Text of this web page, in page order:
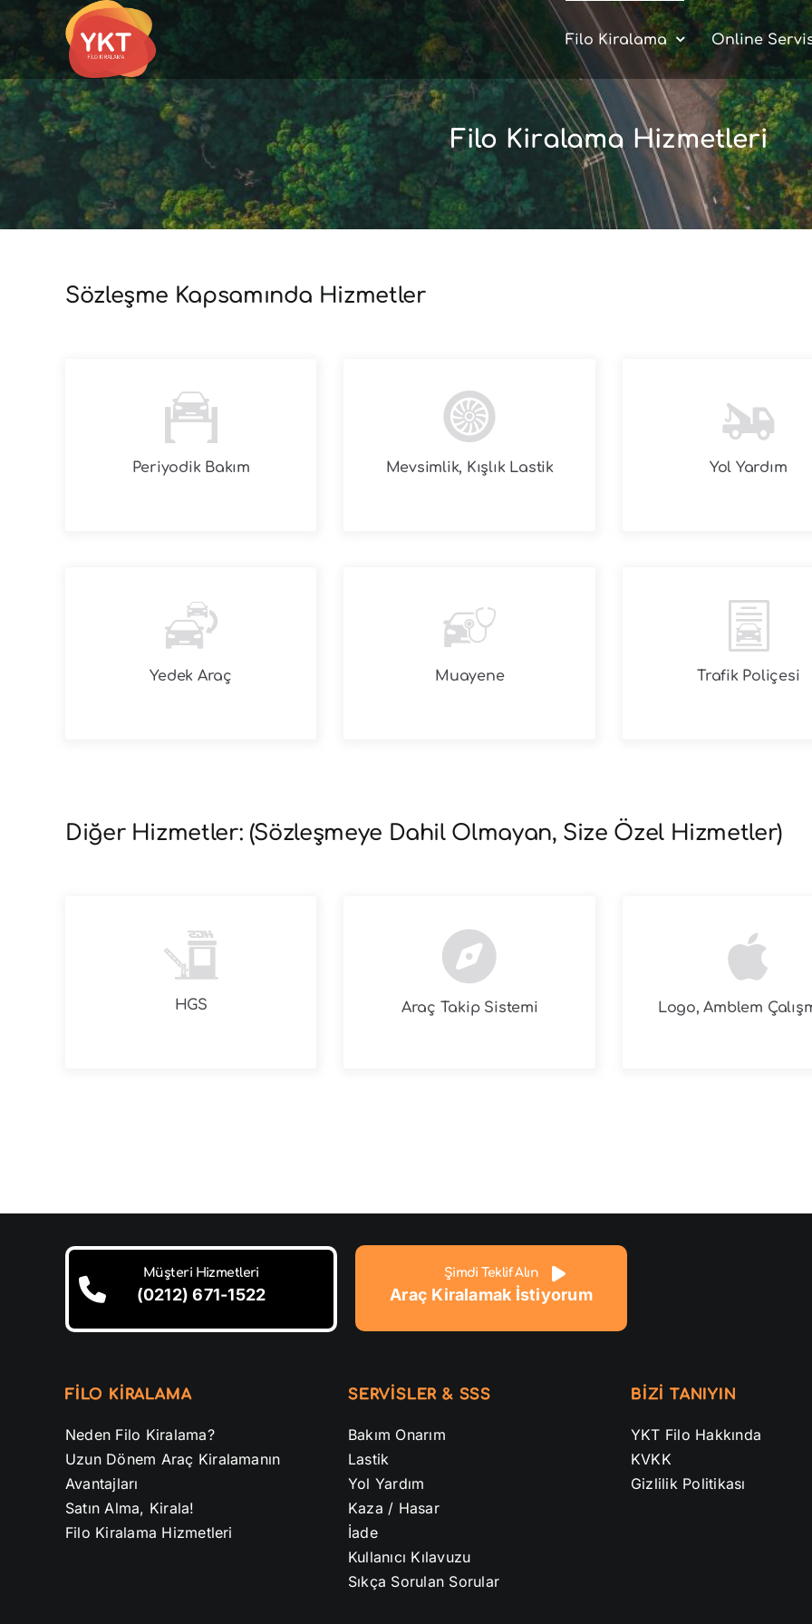
to
content
Filo Kiralama Online
Filo Kiralama Hizmetleri
Sözleşme Kapsamında Hizmetler
Periyodik Bakım Mevsimlik, Kışlık Lastik Yol Yardım
Yedek Araç Muayene Trafik Poliçesi
Diğer Hizmetler: (Sözleşmeye Dahil Olmayan, Size Özel Hizmetler)
HGS Araç Takip Sistemi Logo, Amblem
Müşteri Hizmetleri
(0212) 671-1522
Şimdi Teklif Alın
Araç Kiralamak İstiyorum
FİLO KİRALAMA
Neden Filo Kiralama?
Uzun Dönem Araç Kiralamanın
Avantajları
Satın Alma, Kirala!
Filo Kiralama Hizmetleri
SERVİSLER & SSS
Bakım Onarım
Lastik
Yol Yardım
Kaza / Hasar
İade
Kullanıcı Kılavuzu
Sıkça Sorulan Sorular
BİZİ TANIYIN
YKT Filo Hakkında
KVKK
Gizlilik Politikası